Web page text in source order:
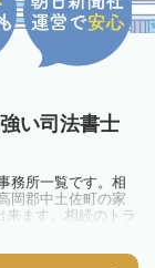
い司法書士
務所一覧です。相
岡郡中土佐町の家
ます。相続のトラ
相談してみましょ